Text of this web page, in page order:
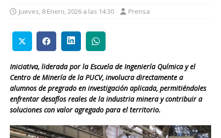
Jueves, 8 Enero, 2026 a las 14:30 Prensa
Iniciativa, liderada por la Escuela de Ingeniería Química y el
Centro de Minería de la PUCV, involucra directamente a
alumnos de pregrado en investigación aplicada, permitiéndoles
enfrentar desafíos reales de la industria minera y contribuir a
soluciones con valor agregado para el territorio.